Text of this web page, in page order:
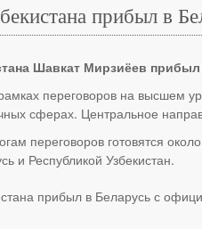
прибыл в
Шавкат Мирзиёев
переговоров на высшем
сферах. Центральное
переговоров готовятся
и Республикой Узбекистан.